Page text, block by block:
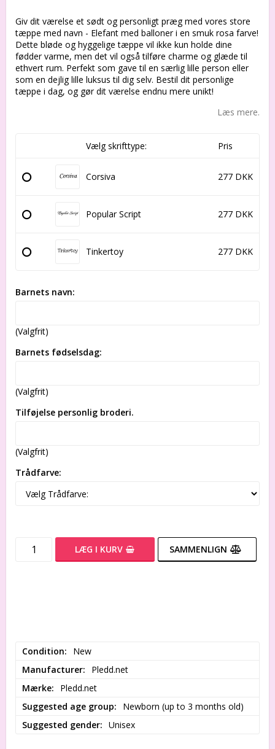
Add to list of favorites
Giv dit værelse et sødt og personligt præg med vores store
tæppe med navn - Elefant med balloner i en smuk rosa farve!
Dette bløde og hyggelige tæppe vil ikke kun holde dine
fødder varme, men det vil også tilføre charme og glæde til
ethvert rum. Perfekt som gave til en særlig lille person eller
som en dejlig lille luksus til dig selv. Bestil dit personlige
tæppe i dag, og gør dit værelse endnu mere unikt!
Læs mere.
Vælg skrifttype: Pris
Corsiva 277 DKK
Popular Script 277 DKK
Tinkertoy 277 DKK
Barnets navn:
(Valgfrit)
Barnets fødselsdag:
(Valgfrit)
Tilføjelse personlig broderi.
(Valgfrit)
Trådfarve:
LÆG I KURV SAMMENLIGN
Condition
New
Manufacturer
Pledd.net
Mærke
Pledd.net
Suggested age group
Newborn (up to 3 months old)
Suggested gender
Unisex